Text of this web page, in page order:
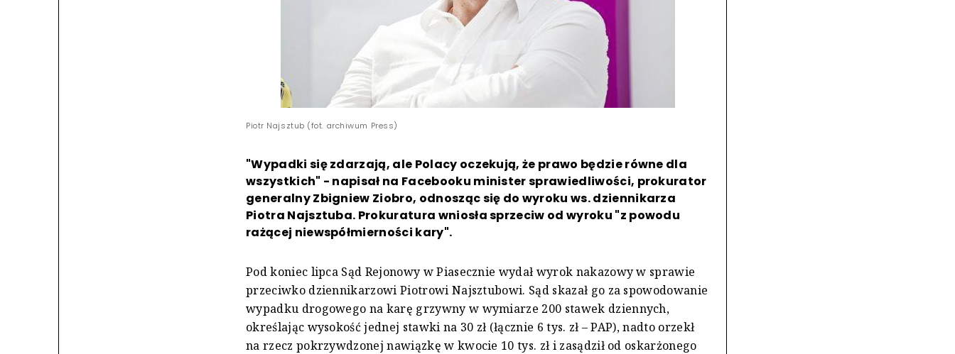
Piotr Najsztub (fot. archiwum Press)
"Wypadki się zdarzają, ale Polacy oczekują, że prawo będzie równe dla
wszystkich" - napisał na Facebooku minister sprawiedliwości, prokurator
generalny Zbigniew Ziobro, odnosząc się do wyroku ws. dziennikarza
Piotra Najsztuba. Prokuratura wniosła sprzeciw od wyroku "z powodu
rażącej niewspółmierności kary".
Pod koniec lipca Sąd Rejonowy w Piasecznie wydał wyrok nakazowy w sprawie
przeciwko dziennikarzowi Piotrowi Najsztubowi. Sąd skazał go za spowodowanie
wypadku drogowego na karę grzywny w wymiarze 200 stawek dziennych,
określając wysokość jednej stawki na 30 zł (łącznie 6 tys. zł – PAP), nadto orzekł
na rzecz pokrzywdzonej nawiązkę w kwocie 10 tys. zł i zasądził od oskarżonego